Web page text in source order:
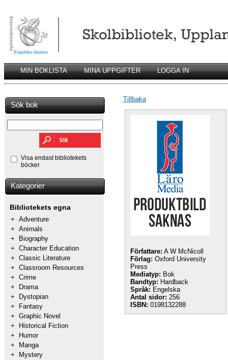
MIN BOKLISTA MINA UPPGIFTER LOGGA IN
Sök bok
Visa endast bibliotekets
böcker
Kategorier
Bibliotekets egna
+ Adventure
+ Animals
+
Biography
+ Character Education
+ Classic Literature
+ Classroom Resources
+ Crime
+
Drama
+
Dystopian
+
Fantasy
+ Graphic Novel
+
Historical Fiction
+
Humor
+
Manga
+
Mystery
Tillbaka
Författare: A W McNicoll
Förlag: Oxford University
Press
Mediatyp: Bok
Bandtyp: Hardback
Språk: Engelska
Antal sidor: 256
ISBN: 0198132288